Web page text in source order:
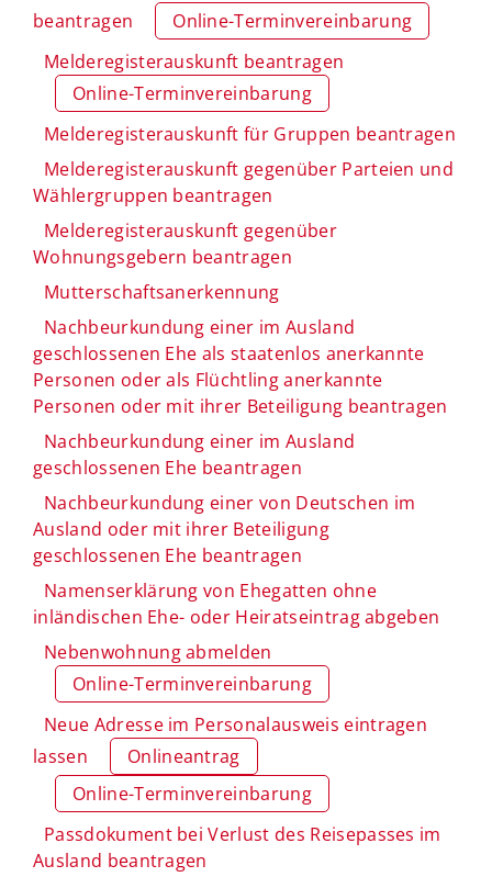
beantragen
Online-Terminvereinbarung
Melderegisterauskunft beantragen
Online-Terminvereinbarung
Melderegisterauskunft für Gruppen beantragen
Melderegisterauskunft gegenüber Parteien und
Wählergruppen beantragen
Melderegisterauskunft gegenüber
Wohnungsgebern beantragen
Mutterschaftsanerkennung
Nachbeurkundung einer im Ausland
geschlossenen Ehe als staatenlos anerkannte
Personen oder als Flüchtling anerkannte
Personen oder mit ihrer Beteiligung beantragen
Nachbeurkundung einer im Ausland
geschlossenen Ehe beantragen
Nachbeurkundung einer von Deutschen im
Ausland oder mit ihrer Beteiligung
geschlossenen Ehe beantragen
Namenserklärung von Ehegatten ohne
inländischen Ehe- oder Heiratseintrag abgeben
Nebenwohnung abmelden
Online-Terminvereinbarung
Neue Adresse im Personalausweis eintragen
lassen
Onlineantrag
Online-Terminvereinbarung
Passdokument bei Verlust des Reisepasses im
Ausland beantragen